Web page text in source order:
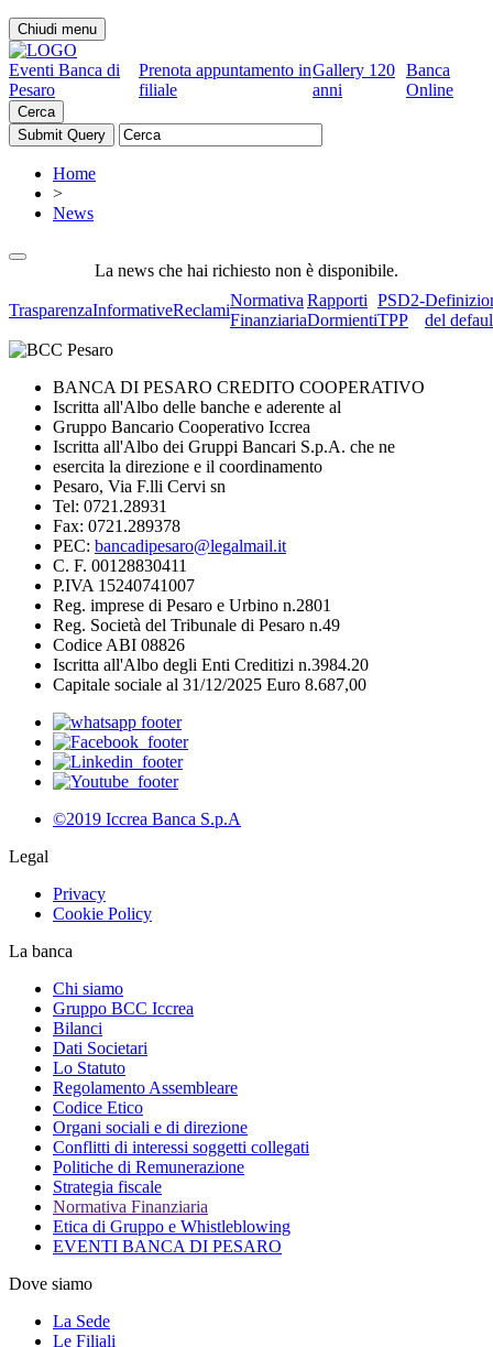
Chiudi menu
Eventi Banca di
Pesaro
Prenota appuntamento in
filiale
Gallery 120
anni
Banca
Online
Cerca
Home
>
News
La news che hai richiesto non è disponibile.
TrasparenzaInformativeReclami
Normativa
Finanziaria
Rapporti
Dormienti
PSD2-
TPP
del
BANCA DI PESARO CREDITO COOPERATIVO
Iscritta all'Albo delle banche e aderente al
Gruppo Bancario Cooperativo Iccrea
Iscritta all'Albo dei Gruppi Bancari S.p.A. che ne
esercita la direzione e il coordinamento
Pesaro, Via F.lli Cervi sn
Tel: 0721.28931
Fax: 0721.289378
PEC: bancadipesaro@legalmail.it
C. F. 00128830411
P.IVA 15240741007
Reg. imprese di Pesaro e Urbino n.2801
Reg. Società del Tribunale di Pesaro n.49
Codice ABI 08826
Iscritta all'Albo degli Enti Creditizi n.3984.20
Capitale sociale al 31/12/2025 Euro 8.687,00
©2019 Iccrea Banca S.p.A
Legal
Privacy
Cookie Policy
La banca
Chi siamo
Gruppo BCC Iccrea
Bilanci
Dati Societari
Lo Statuto
Regolamento Assembleare
Codice Etico
Organi sociali e di direzione
Conflitti di interessi soggetti collegati
Politiche di Remunerazione
Strategia fiscale
Normativa Finanziaria
Etica di Gruppo e Whistleblowing
EVENTI BANCA DI PESARO
Dove siamo
La Sede
Le Filiali